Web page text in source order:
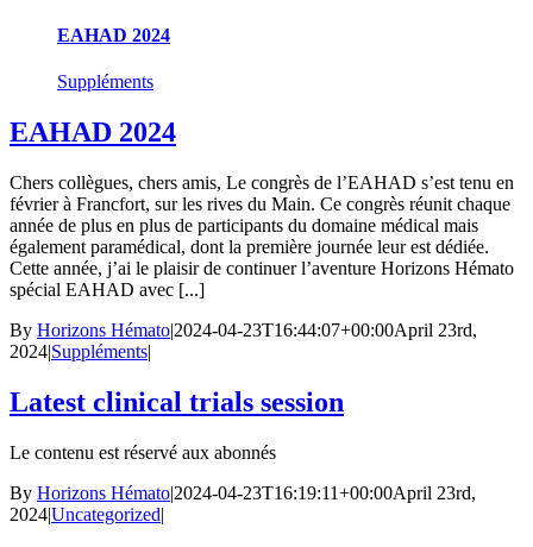
EAHAD 2024
Suppléments
EAHAD 2024
Chers collègues, chers amis, Le congrès de l’EAHAD s’est tenu en
février à Francfort, sur les rives du Main. Ce congrès réunit chaque
année de plus en plus de participants du domaine médical mais
également paramédical, dont la première journée leur est dédiée.
Cette année, j’ai le plaisir de continuer l’aventure Horizons Hémato
spécial EAHAD avec [...]
By Horizons Hémato|2024-04-23T16:44:07+00:00April 23rd,
2024|Suppléments|
Latest clinical trials session
Le contenu est réservé aux abonnés
By Horizons Hémato|2024-04-23T16:19:11+00:00April 23rd,
2024|Uncategorized|